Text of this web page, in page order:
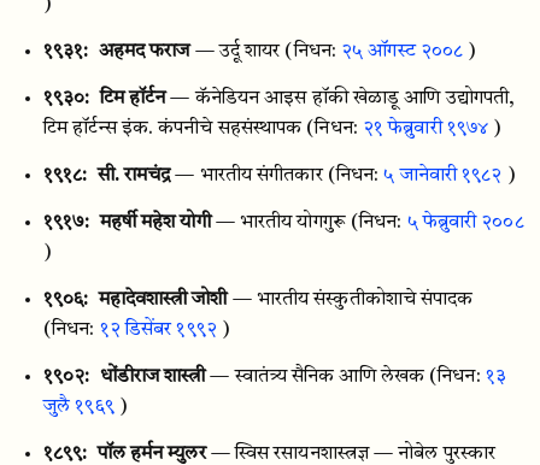
)
१९३१: अहमद फराज — उर्दू शायर (निधन: २५ ऑगस्ट २००८ )
१९३०: टिम हॉर्टन — कॅनेडियन आइस हॉकी खेळाडू आणि उद्योगपती,
टिम हॉर्टन्स इंक. कंपनीचे सहसंस्थापक (निधन: २१ फेब्रुवारी १९७४ )
१९१८: सी. रामचंद्र — भारतीय संगीतकार (निधन:५ जानेवारी १९८२ )
१९१७: महर्षी महेश योगी — भारतीय योगगुरू (निधन: ५ फेब्रुवारी २००८
)
१९०६: महादेवशास्त्री जोशी — भारतीय संस्कुतीकोशाचे संपादक
(निधन: १२ डिसेंबर १९९२ )
१९०२: धोंडीराज शास्त्री — स्वातंत्र्य सैनिक आणि लेखक (निधन: १३
जुलै १९६९)
१८९९: पॉल हर्मन म्युलर — स्विस रसायनशास्त्रज्ञ — नोबेल पुरस्कार